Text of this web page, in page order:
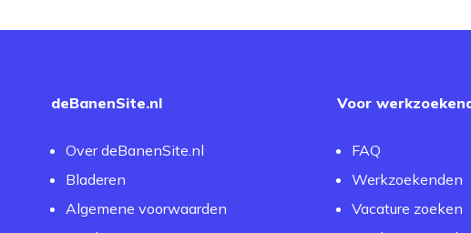
deBanenSite.nl
Over deBanenSite.nl
Bladeren
Algemene voorwaarden
Voor
FAQ
Werkzoekenden
Vacature zoeken